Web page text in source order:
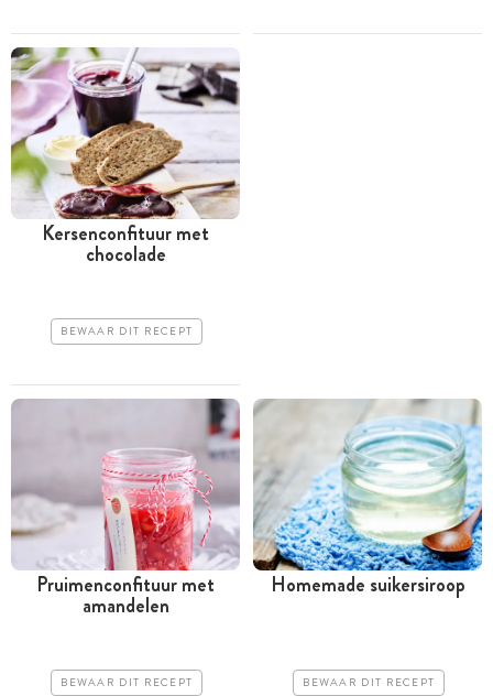
Kersenconfituur met
chocolade
BEWAAR DIT RECEPT
Pruimenconfituur met
amandelen
BEWAAR DIT RECEPT
Homemade suikersiroop
BEWAAR DIT RECEPT